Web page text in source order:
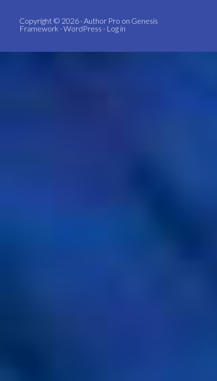
Copyright © 2026 · Author Pro on Genesis
Framework · WordPress · Log in